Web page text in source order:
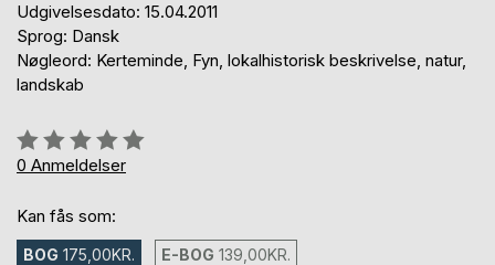
Udgivelsesdato: 15.04.2011
Sprog: Dansk
Nøgleord: Kerteminde, Fyn, lokalhistorisk beskrivelse, natur,
landskab
Anmeldelse::
0%
0 Anmeldelser
Kan fås som:
BOG 175,00KR. E-BOG 139,00KR.